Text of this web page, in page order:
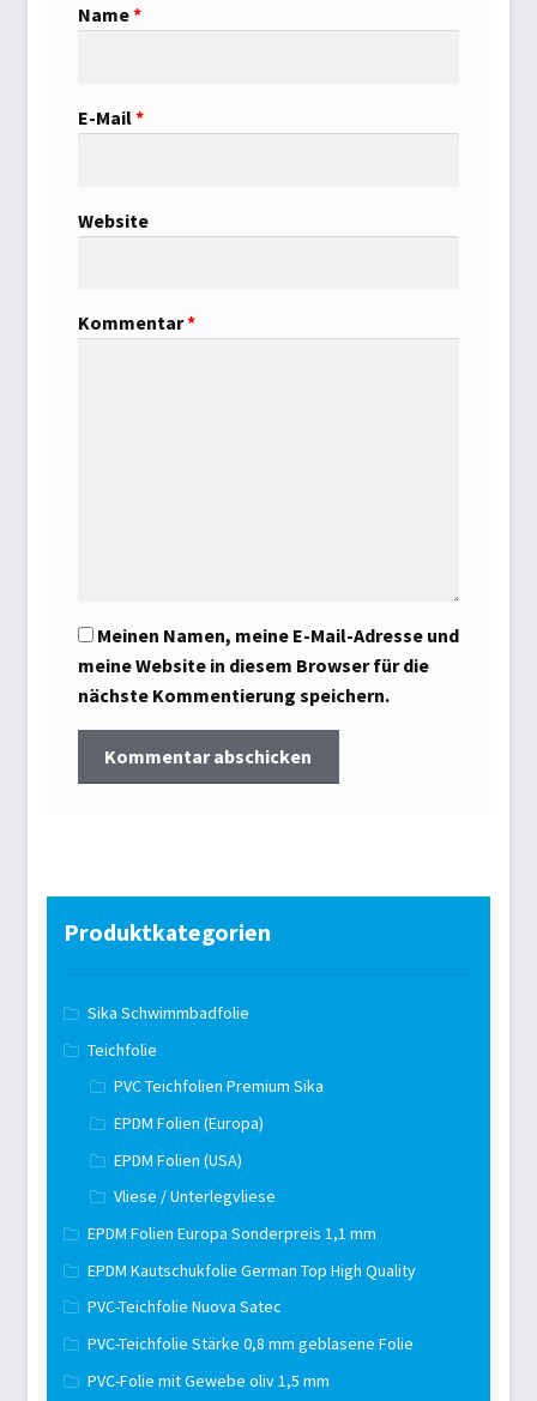
Zahlungsarten
Name*
E-Mail*
Website
Kommentar*
Meinen Namen, meine E-Mail-Adresse und
meine Website in diesem Browser für die
nächste Kommentierung speichern.
Produktkategorien
Sika Schwimmbadfolie
Teichfolie
PVC Teichfolien Premium Sika
EPDM Folien (Europa)
EPDM Folien (USA)
Vliese / Unterlegvliese
EPDM Folien Europa Sonderpreis 1,1 mm
EPDM Kautschukfolie German Top High Quality
PVC-Teichfolie Nuova Satec
PVC-Teichfolie Stärke 0,8 mm geblasene Folie
PVC-Folie mit Gewebe oliv 1,5 mm